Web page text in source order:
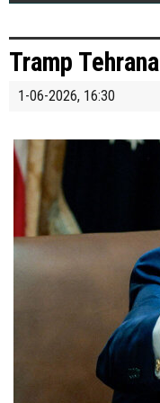
Tramp
1-06-2026, 16:30